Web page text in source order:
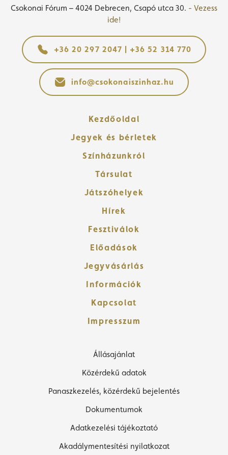
Csokonai Fórum – 4024 Debrecen, Csapó utca 30. - Vezess
ide!
+36 20 297 2047 | +36 52 314 770
info@csokonaiszinhaz.hu
Kezdőoldal
Jegyek és bérletek
Színházunkról
Társulat
Játszóhelyek
Hírek
Fesztiválok
Előadások
Jegyvásárlás
Információk
Kapcsolat
Impresszum
Állásajánlat
Közérdekű adatok
Panaszkezelés, közérdekű bejelentés
Dokumentumok
Adatkezelési tájékoztató
Akadálymentesítési nyilatkozat